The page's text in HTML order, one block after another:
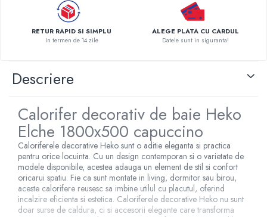
RETUR RAPID SI SIMPLU
In termen de 14 zile
ALEGE PLATA CU CARDUL
Datele sunt in siguranta!
Descriere
Calorifer decorativ de baie Heko
Elche 1800x500 capuccino
Caloriferele decorative Heko sunt o aditie eleganta si practica
pentru orice locuinta. Cu un design contemporan si o varietate de
modele disponibile, acestea adauga un element de stil si confort
oricarui spatiu. Fie ca sunt montate in living, dormitor sau birou,
aceste calorifere reusesc sa imbine utilul cu placutul, oferind
incalzire eficienta si estetica. Caloriferele decorative Heko nu sunt
doar surse de caldura, ci si accesorii elegante care transforma